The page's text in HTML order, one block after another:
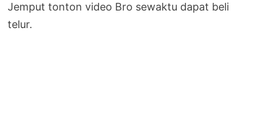
Jemput tonton video Bro sewaktu dapat beli
telur.